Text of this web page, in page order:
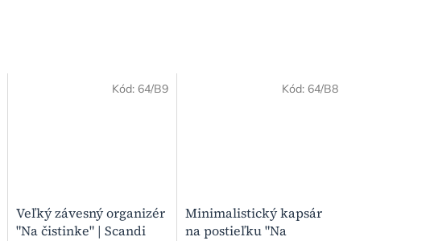
Veľký závesný organizér
"Na čistinke" | Scandi
Kód:64/B9
Minimalistický kapsár
na postieľku "Na
Kód: 64/B8